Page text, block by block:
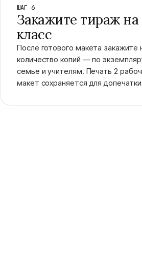
ШАГ 6
Закажите тираж на
класс
После готового макета закажите
количество копий — по
семье и учителям. Печать 2
макет сохраняется для